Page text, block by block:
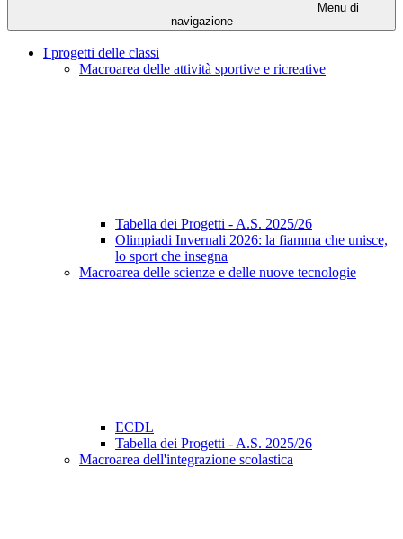
Menu di
navigazione
I progetti delle classi
Macroarea delle attività sportive e ricreative
Tabella dei Progetti - A.S. 2025/26
Olimpiadi Invernali 2026: la fiamma che unisce,
lo sport che insegna
Macroarea delle scienze e delle nuove tecnologie
ECDL
Tabella dei Progetti - A.S. 2025/26
Macroarea dell'integrazione scolastica